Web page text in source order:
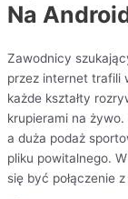
Na
Zawodnicy
przez internet trafili
każde kształty
krupierami na
a duża podaż
pliku powitalnego.
się być połączenie